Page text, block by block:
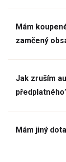
Mám
zamčený
Jak zruším
Mám jiný